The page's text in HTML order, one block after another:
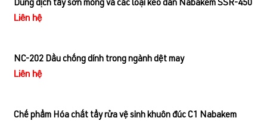
Dung dịch tẩy sơn mỏng và các loại keo dán Nabakem SSR-450
Liên hệ
NC-202 Dầu chống dính trong ngành dệt may
Liên hệ
Chế phẩm Hóa chất tẩy rửa vệ sinh khuôn đúc C1 Nabakem